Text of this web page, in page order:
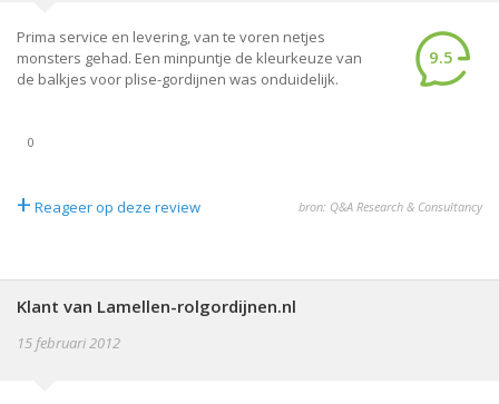
Prima service en levering, van te voren netjes
monsters gehad. Een minpuntje de kleurkeuze van
de balkjes voor plise-gordijnen was onduidelijk.
9.5
0
+ Reageer op deze review bron: Q&A Research & Consultancy
Klant van Lamellen-rolgordijnen.nl
15 februari 2012